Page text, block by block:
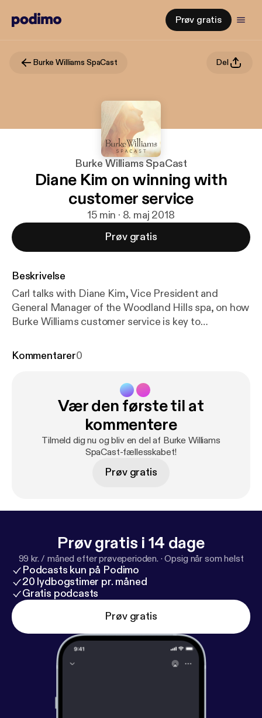
Prøv gratis
Burke Williams SpaCast Del
Burke Williams SpaCast
Diane Kim on winning with
customer service
15 min · 8. maj 2018
Prøv gratis
Beskrivelse
Carl talks with Diane Kim, Vice President and
General Manager of the Woodland Hills spa, on how
Burke Williams customer service is key to
Kommentarer0
Vær den første til at
kommentere
Tilmeld dig nu og bliv en del af Burke Williams
SpaCast-fællesskabet!
Prøv gratis
Prøv gratis i 14 dage
99 kr. / måned efter prøveperioden. ·Opsig når som helst
Podcasts kun på Podimo
20 lydbogstimer pr. måned
Gratis podcasts
Prøv gratis